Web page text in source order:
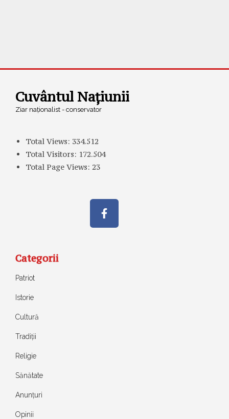
Cuvântul Națiunii
Ziar naționalist - conservator
Total Views: 334.512
Total Visitors: 172.504
Total Page Views: 23
Categorii
Patriot
Istorie
Cultură
Tradiții
Religie
Sănătate
Anunțuri
Opinii